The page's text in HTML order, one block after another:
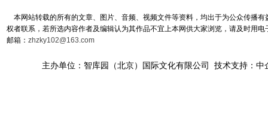
本网站转载的所有的文章、图片、音频、视频文件等资料，均出于为公众传播
权者联系，若所选内容作者及编辑认为其作品不宜上本网供大家浏览，请及时用
邮箱： zhzky102@163.com
主办单位：智库园（北京）国际文化有限公司 技术支持：